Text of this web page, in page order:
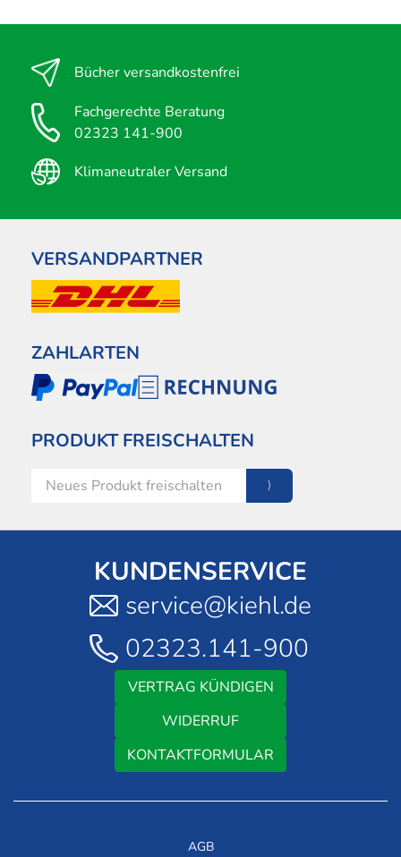
Bücher versandkostenfrei
Fachgerechte Beratung
02323 141-900
Klimaneutraler Versand
VERSANDPARTNER
ZAHLARTEN
PRODUKT FREISCHALTEN
KUNDENSERVICE
service@kiehl.de
02323.141-900
VERTRAG KÜNDIGEN
WIDERRUF
KONTAKTFORMULAR
AGB